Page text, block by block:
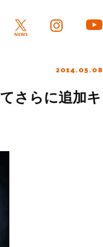
2014.05.08
さらに追加キ